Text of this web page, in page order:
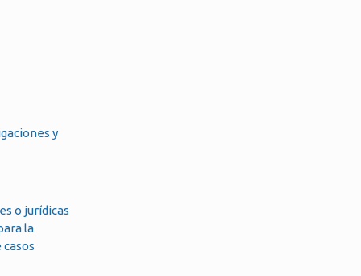
y
o jurídicas
la